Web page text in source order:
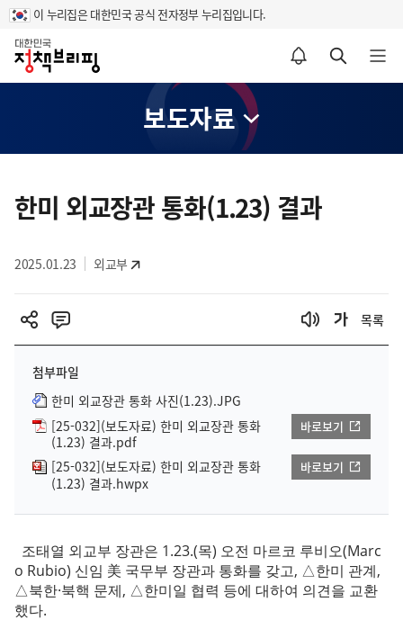
이 누리집은 대한민국 공식 전자정부 누리집입니다.
홈
알림설정 바로가기 검색 바로가기 메뉴 열기
보도자료
텐
츠
역
한미 외교장관 통화(1.23) 결과
2025.01.23 외교부
목록
첨부파일
한미 외교장관 통화 사진(1.23).JPG
[25-032](보도자료) 한미 외교장관 통화
(1.23) 결과.pdf
바로보기
[25-032](보도자료) 한미 외교장관 통화
(1.23) 결과.hwpx
바로보기
조태열 외교부 장관은 1.23.(목) 오전 마르코 루비오(Marc
o Rubio) 신임 美 국무부 장관과 통화를 갖고, △한미 관계,
△북한·북핵 문제, △한미일 협력 등에 대하여 의견을 교환
했다.